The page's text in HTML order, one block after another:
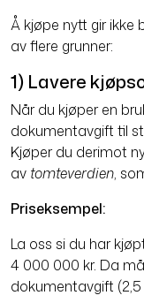
Å kjøpe nytt gir ikke
av flere grunner:
1) Lavere
Når du kjøper en
dokumentavgift til
Kjøper du derimot
av tomteverdien,
Priseksempel:
La oss si du har
4 000 000 kr. Da
dokumentavgift